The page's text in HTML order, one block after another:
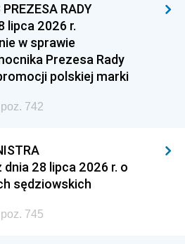
RADY
lipca 2026 r.
w sprawie
Prezesa Rady
polskiej marki
742
dnia 28 lipca 2026 r. o
sędziowskich
745